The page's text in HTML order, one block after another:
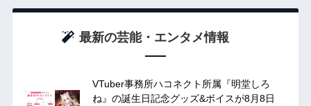
最新の芸能・エンタメ情報
VTuber事務所ハコネクト所属『明堂しろ
ね』の誕生日記念グッズ&ボイスが8月8日